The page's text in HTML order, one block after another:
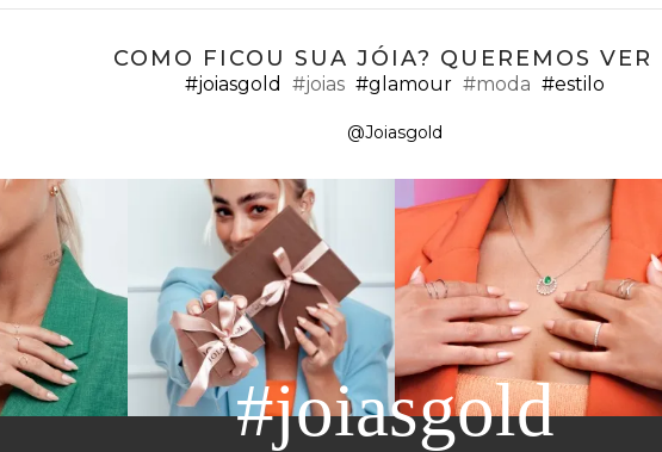
COMO FICOU SUA JÓIA? QUEREMOS VER
#joiasgold #joias #glamour #moda #estilo
@Joiasgold
#joiasgold